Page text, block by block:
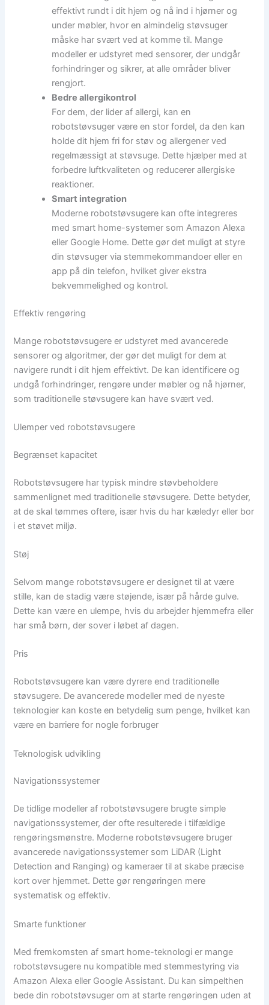
effektivt rundt i dit hjem og nå ind i hjørner og
under møbler, hvor en almindelig støvsuger
måske har svært ved at komme til. Mange
modeller er udstyret med sensorer, der undgår
forhindringer og sikrer, at alle områder bliver
rengjort.
Bedre allergikontrol
For dem, der lider af allergi, kan en
robotstøvsuger være en stor fordel, da den kan
holde dit hjem fri for støv og allergener ved
regelmæssigt at støvsuge. Dette hjælper med at
forbedre luftkvaliteten og reducerer allergiske
reaktioner.
Smart integration
Moderne robotstøvsugere kan ofte integreres
med smart home-systemer som Amazon Alexa
eller Google Home. Dette gør det muligt at styre
din støvsuger via stemmekommandoer eller en
app på din telefon, hvilket giver ekstra
bekvemmelighed og kontrol.
Effektiv rengøring
Mange robotstøvsugere er udstyret med avancerede
sensorer og algoritmer, der gør det muligt for dem at
navigere rundt i dit hjem effektivt. De kan identificere og
undgå forhindringer, rengøre under møbler og nå hjørner,
som traditionelle støvsugere kan have svært ved.
Ulemper ved robotstøvsugere
Begrænset kapacitet
Robotstøvsugere har typisk mindre støvbeholdere
sammenlignet med traditionelle støvsugere. Dette betyder,
at de skal tømmes oftere, især hvis du har kæledyr eller bor
i et støvet miljø.
Støj
Selvom mange robotstøvsugere er designet til at være
stille, kan de stadig være støjende, især på hårde gulve.
Dette kan være en ulempe, hvis du arbejder hjemmefra eller
har små børn, der sover i løbet af dagen.
Pris
Robotstøvsugere kan være dyrere end traditionelle
støvsugere. De avancerede modeller med de nyeste
teknologier kan koste en betydelig sum penge, hvilket kan
være en barriere for nogle forbruger
Teknologisk udvikling
Navigationssystemer
De tidlige modeller af robotstøvsugere brugte simple
navigationssystemer, der ofte resulterede i tilfældige
rengøringsmønstre. Moderne robotstøvsugere bruger
avancerede navigationssystemer som LiDAR (Light
Detection and Ranging) og kameraer til at skabe præcise
kort over hjemmet. Dette gør rengøringen mere
systematisk og effektiv.
Smarte funktioner
Med fremkomsten af smart home-teknologi er mange
robotstøvsugere nu kompatible med stemmestyring via
Amazon Alexa eller Google Assistant. Du kan simpelthen
bede din robotstøvsuger om at starte rengøringen uden at